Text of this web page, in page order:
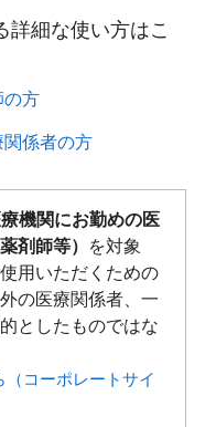
詳細な使い方はこ
の方​
係者の方​
機関にお勤めの医
剤師等）
を対象
用いただくための
の医療関係者、一
としたものではな
コーポレートサイ